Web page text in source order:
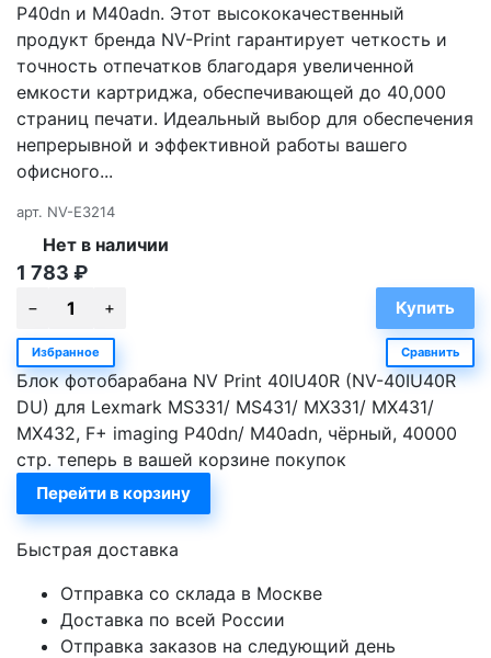
P40dn и M40adn. Этот высококачественный
продукт бренда NV-Print гарантирует четкость и
точность отпечатков благодаря увеличенной
емкости картриджа, обеспечивающей до 40,000
страниц печати. Идеальный выбор для обеспечения
непрерывной и эффективной работы вашего
офисного...
арт. NV-E3214
Нет в наличии
1 783 ₽
Избранное Сравнить
Блок фотобарабана NV Print 40IU40R (NV-40IU40R
DU) для Lexmark MS331/ MS431/ MX331/ MX431/
MX432, F+ imaging P40dn/ M40adn, чёрный, 40000
стр. теперь в вашей корзине покупок
Перейти в корзину
Быстрая доставка
Отправка со склада в Москве
Доставка по всей России
Отправка заказов на следующий день